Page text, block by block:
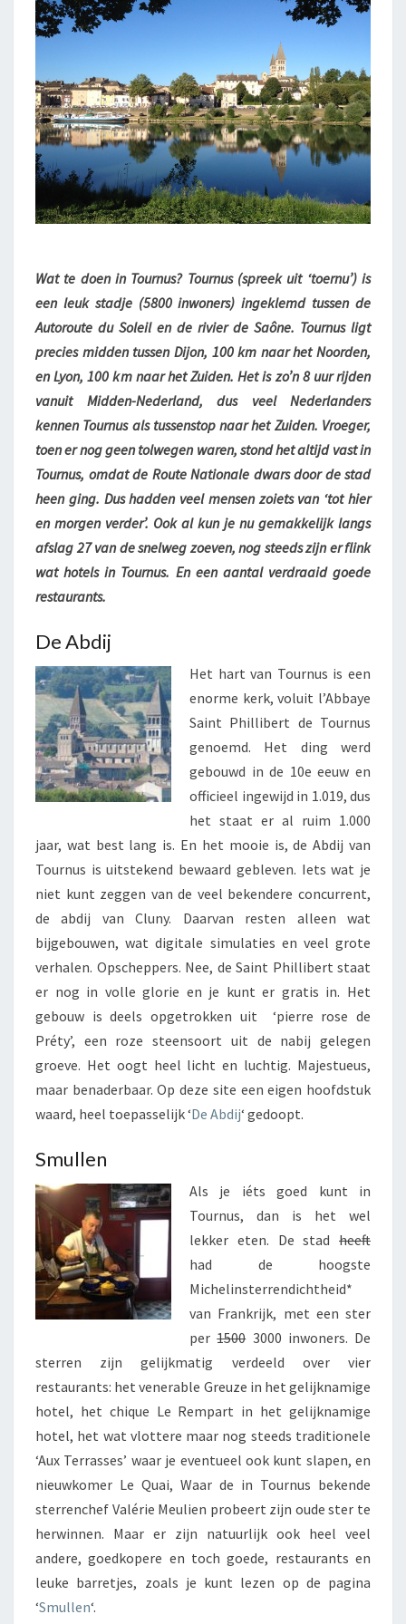
T
T
O
U
R
N
U
S
A
N
G
E
N
A
M
.
Wat te doen in Tournus? Tournus (spreek uit ‘toernu’) is
een leuk stadje (5800 inwoners) ingeklemd tussen de
Autoroute du Soleil en de rivier de Saône. Tournus ligt
precies midden tussen Dijon, 100 km naar het Noorden,
en Lyon, 100 km naar het Zuiden. Het is zo’n 8 uur rijden
vanuit Midden-Nederland, dus veel Nederlanders
kennen Tournus als tussenstop naar het Zuiden. Vroeger,
toen er nog geen tolwegen waren, stond het altijd vast in
Tournus, omdat de Route Nationale dwars door de stad
heen ging. Dus hadden veel mensen zoiets van ‘tot hier
en morgen verder’. Ook al kun je nu gemakkelijk langs
afslag 27 van de snelweg zoeven, nog steeds zijn er flink
wat hotels in Tournus. En een aantal verdraaid goede
restaurants.
De Abdij
Het hart van Tournus is een
enorme kerk, voluit l’Abbaye
Saint Phillibert de Tournus
genoemd. Het ding werd
gebouwd in de 10e eeuw en
officieel ingewijd in 1.019, dus
het staat er al ruim 1.000
jaar, wat best lang is. En het mooie is, de Abdij van
Tournus is uitstekend bewaard gebleven. Iets wat je
niet kunt zeggen van de veel bekendere concurrent,
de abdij van Cluny. Daarvan resten alleen wat
bijgebouwen, wat digitale simulaties en veel grote
verhalen. Opscheppers. Nee, de Saint Phillibert staat
er nog in volle glorie en je kunt er gratis in. Het
gebouw is deels opgetrokken uit ‘pierre rose de
Préty’, een roze steensoort uit de nabij gelegen
groeve. Het oogt heel licht en luchtig. Majestueus,
maar benaderbaar. Op deze site een eigen hoofdstuk
waard, heel toepasselijk ‘De Abdij‘ gedoopt.
Smullen
Als je iéts goed kunt in
Tournus, dan is het wel
lekker eten. De stad heeft
had de hoogste
Michelinsterrendichtheid*
van Frankrijk, met een ster
per15003000 inwoners. De
sterren zijn gelijkmatig verdeeld over vier
restaurants: het venerable Greuze in het gelijknamige
hotel, het chique Le Rempart in het gelijknamige
hotel, het wat vlottere maar nog steeds traditionele
‘Aux Terrasses’ waar je eventueel ook kunt slapen, en
nieuwkomer Le Quai, Waar de in Tournus bekende
sterrenchef Valérie Meulien probeert zijn oude ster te
herwinnen. Maar er zijn natuurlijk ook heel veel
andere, goedkopere en toch goede, restaurants en
leuke barretjes, zoals je kunt lezen op de pagina
‘Smullen‘.